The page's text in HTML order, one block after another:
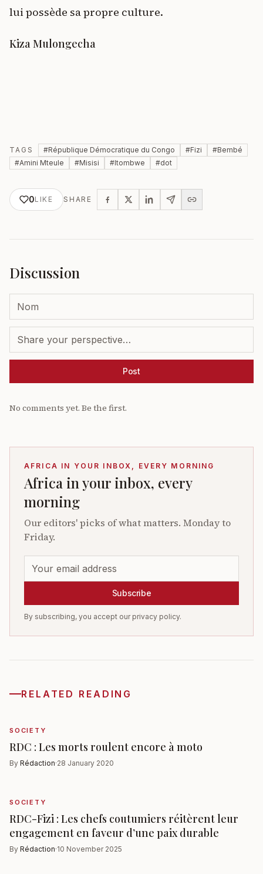
lui possède sa propre culture.
Kiza Mulongecha
TAGS #République Démocratique du Congo #Fizi #Bembé
#Amini Mteule #Misisi #Itombwe #dot
0LIKE SHARE
Discussion
Post
No comments yet. Be the first.
AFRICA IN YOUR INBOX, EVERY MORNING
Africa in your inbox, every
morning
Our editors' picks of what matters. Monday to
Friday.
Subscribe
By subscribing, you accept our privacy policy.
RELATED READING
SOCIETY
RDC : Les morts roulent encore à moto
By Rédaction·28 January 2020
SOCIETY
RDC-Fizi : Les chefs coutumiers réitèrent leur
engagement en faveur d’une paix durable
By Rédaction·10 November 2025